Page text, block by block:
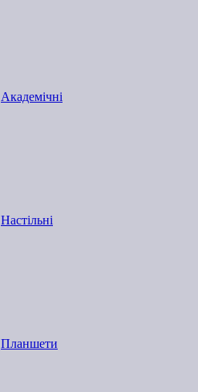
Академічні
Настільні
Планшети